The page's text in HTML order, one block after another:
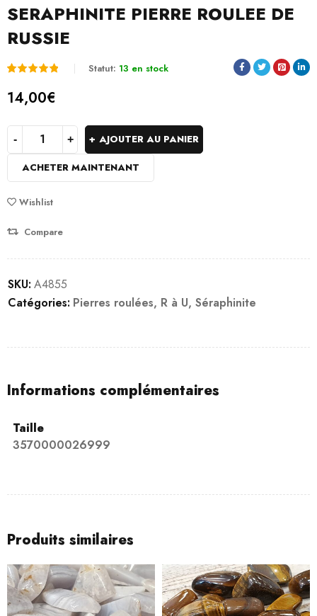
SERAPHINITE PIERRE ROULEE DE
RUSSIE
basé
notation
Statut: 13 en stock
14,00€
AJOUTER AU PANIER
ACHETER MAINTENANT
Wishlist
Compare
SKU: A4855
Catégories: Pierres roulées, R à U, Séraphinite
Informations complémentaires
Taille
3570000026999
Produits similaires